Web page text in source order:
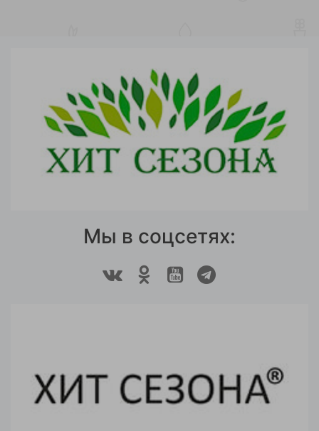
Мы в соцсетях: